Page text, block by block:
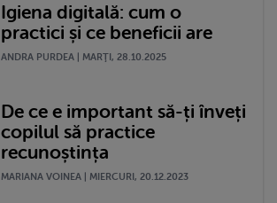
Igiena digitală: cum o
practici și ce beneficii are
ANDRA PURDEA | MARŢI, 28.10.2025
De ce e important să-ți înveți
copilul să practice
recunoștința
MARIANA VOINEA | MIERCURI, 20.12.2023